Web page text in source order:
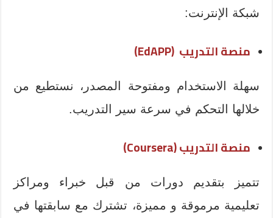
شبكة الإنترنت:
منصة التدريب (
EdAPP)
سهلة الاستخدام ومفتوحة المصدر، نستطيع من
خلالها التحكم في سرعة سير التدريب.
منصة التدريب (Coursera)
تتميز بتقديم دورات من قبل خبراء ومراكز
تعليمية مرموقة و مميزة، تشترك مع سابقتها في